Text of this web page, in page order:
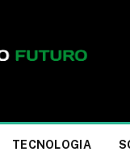
TECNOLOGIA